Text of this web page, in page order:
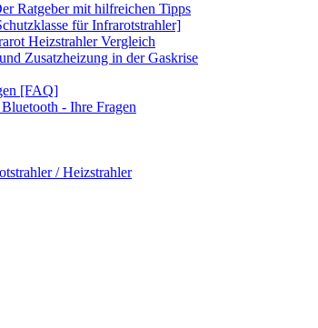
Ratgeber mit hilfreichen Tipps
für Infrarotstrahler]
Heizstrahler Vergleich
Zusatzheizung in der Gaskrise
[FAQ]
- Ihre Fragen
/ Heizstrahler